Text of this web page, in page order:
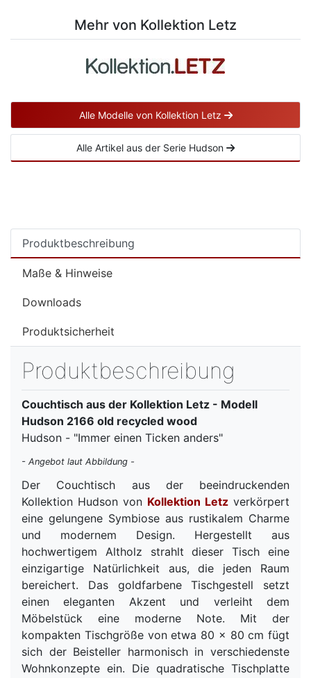
Mehr von Kollektion Letz
Alle Modelle von Kollektion Letz
Alle Artikel aus der Serie Hudson
Produktbeschreibung
Maße & Hinweise
Downloads
Produktsicherheit
Produktbeschreibung
Couchtisch aus der Kollektion Letz - Modell
Hudson 2166 old recycled wood
Hudson - "Immer einen Ticken anders"
- Angebot laut Abbildung -
Der Couchtisch aus der beeindruckenden
Kollektion Hudson von Kollektion Letz verkörpert
eine gelungene Symbiose aus rustikalem Charme
und modernem Design. Hergestellt aus
hochwertigem Altholz strahlt dieser Tisch eine
einzigartige Natürlichkeit aus, die jeden Raum
bereichert. Das goldfarbene Tischgestell setzt
einen eleganten Akzent und verleiht dem
Möbelstück eine moderne Note. Mit der
kompakten Tischgröße von etwa 80 x 80 cm fügt
sich der Beisteller harmonisch in verschiedenste
Wohnkonzepte ein. Die quadratische Tischplatte